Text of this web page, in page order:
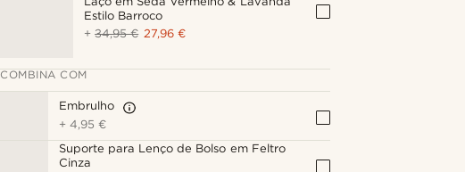
Estilo Barroco
+34,95 € 27,96 €
COMBINA COM
Embrulho
+4,95 €
Suporte para Lenço de Bolso em Feltro
Cinza